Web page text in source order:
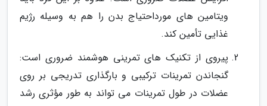
ویتامین های مورداحتیاج بدن را هم به وسیله رژیم
غذایی تأمین کند.
پیروی از تکنیک های تمرینی هوشمند ضروری است:
گنجاندن تمرینات ترکیبی و بارگذاری تدریجی بر روی
عضلات در طول تمرینات می تواند به طور مؤثری رشد